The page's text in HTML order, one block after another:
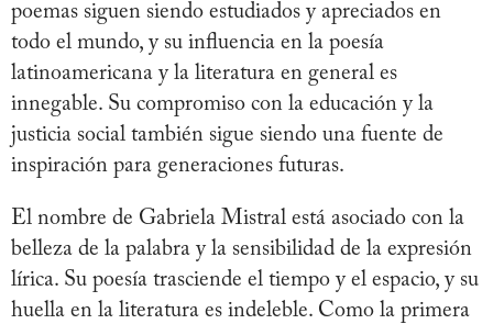
poemas siguen siendo estudiados y apreciados en
todo el mundo, y su influencia en la poesía
latinoamericana y la literatura en general es
innegable. Su compromiso con la educación y la
justicia social también sigue siendo una fuente de
inspiración para generaciones futuras.
El nombre de Gabriela Mistral está asociado con la
belleza de la palabra y la sensibilidad de la expresión
lírica. Su poesía trasciende el tiempo y el espacio, y su
huella en la literatura es indeleble. Como la primera